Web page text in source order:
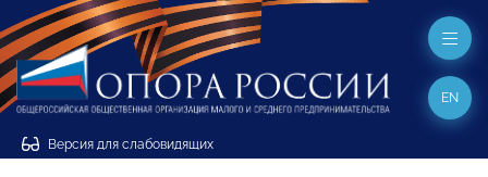
Версия для слабовидящих
EN